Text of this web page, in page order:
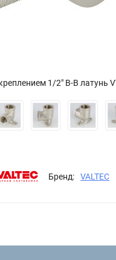
1/2" В-В латунь
Бренд: VALTEC